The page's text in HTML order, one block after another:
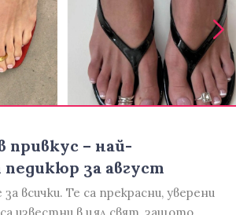
привкус – най-
за август
всички. Те са прекрасни, уверени